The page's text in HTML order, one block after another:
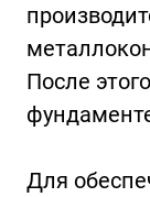
После
Для